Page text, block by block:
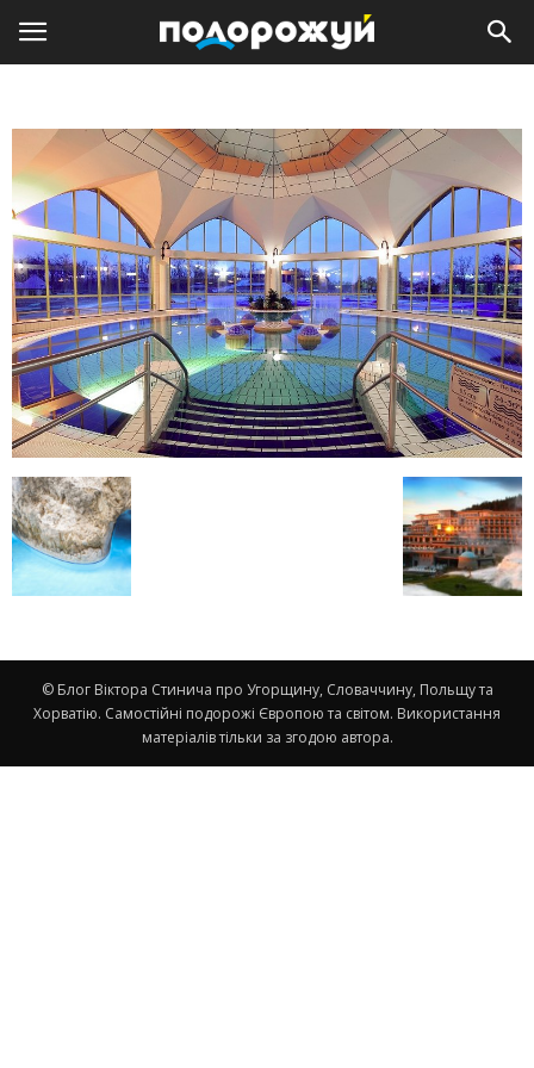
© Блог Віктора Стинича про Угорщину, Словаччину, Польщу та
Хорватію. Самостійні подорожі Європою та світом. Використання
матеріалів тільки за згодою автора.